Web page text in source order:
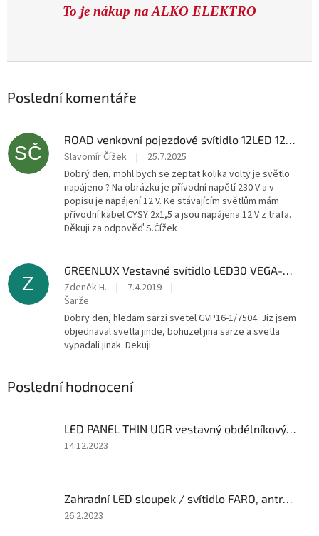
To je nákup na ALKO ELEKTRO
Poslední komentáře
SČ
ROAD venkovní pojezdové svítidlo 12LED 12V teplá bílá
Slavomír Čížek |
25.7.2025
Dobrý den, mohl bych se zeptat kolika volty je světlo
napájeno ? Na obrázku je přívodní napětí 230 V a v
popisu je napájení 12 V. Ke stávajícím světlům mám
přívodní kabel CYSY 2x1,5 a jsou napájena 12 V z trafa.
Děkuji za odpověď S.Čížek
Z
GREENLUX Vestavné svítidlo LED30 VEGA-R White 6W NW 3800K GXDW100
Zdeněk H. | 7.4.2019
|
Šarže
Dobry den, hledam sarzi svetel GVP16-1/7504. Jiz jsem
objednaval svetla jinde, bohuzel jina sarze a svetla
vypadali jinak. Dekuji
Poslední hodnocení
LED PANEL THIN UGR vestavný obdélníkový 1200x300 50W - neutrální (Ra>80)
Hodnocení
z
5
14.12.2023
Zahradní LED sloupek / svítidlo FARO, antracit
Hodnocení
26.2.2023